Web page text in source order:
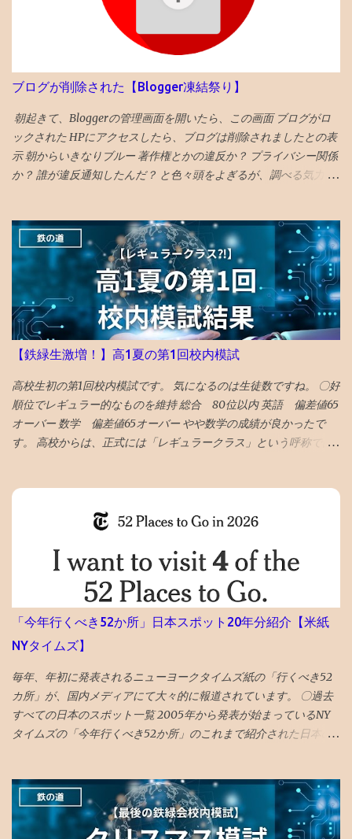
ら？、改善作業を続けます。 〇仮想収入はコイン程度！ 収入：ア
ドセンス「 推定収益額」が「コイン 」円でした。 （「金額明記の
ブログは成長しない説」も多々目にしたので多少ボカすことにし
ました） あくまで、仮想であり、実際には推定収益額が8千円に到
達しないと、1円たりとももらえず、実際の収入になりません。 軽
想 時給4円 ぐらい⁈ 労働というよりも、 趣味の時間orネット社会
を学ぶ...
68以上だった者の後期平均偏差値 73→74 72→73 71→73 70→73
70→70 69→72 69→70 68→72 68→72 68→70 68→69 68→69 ◆6
年前期平均偏差値67の人の6年後期の平均偏差値の実例 67→70
67→69 67→68 67→68 67→68 67→68 67→67 67→67 67→67
67→67 67→67 昔塾から得た無作為抽出データです。例年こんな感
じかと 「 4年夏入塾偏差値42から1年間で成績どうなるか」 へ
ブログが削除された【Blogger凍結祭り】
朝起きて、Bloggerの管理画面を開いたら、この画面 ブログがロ
ックされた HPにアクセスしたら、ブログは削除されましたとの表
示 朝からいきなりブルー 著作権とかの違反か？ プライバシー関係
か？ 誰が違反通知したんだ？ と色々頭をよぎるが、調べる気力が
た写真に何か埋め込まれていたのか、htmlコードを貼り付けたの
で何か入っていたのか と一瞬思ったが、 そもそも記事作成画面に
一切アクセスできないので、修正もできないため、放置。 データ
全部とんだと思いブルーな気分。 最近は見た映画の備忘録と化し
ていたが、備忘録がなくなると困る。 ケチらずにワードプレスに
しておくべきだったかと若干後悔 昼飯食いながらネットで調べる
どうやら、Googleのボットが自動で巡回して判定していて、 大量
の誤判定ロック（削除）が５年に一回ぐらいおきるらしい 再審査
ボタンを押した １０時間後、２２時過ぎ、メールが届いて ブログ
復活させたとの通知 急ぎ管理画面にアクセスし、バックアップを
出力・保存した
【鉄緑生激増！】高1夏の第1回校内模試
高校生初の第1回校内模試です。 気になるのは生徒数ですね。 〇好
順位でレギュラー的なものを維持 総合 80位以内 英語 偏差値65
オーバー 数学 偏差値65オーバー やや数学の成績が良かったで
す。 高校からは、正式には「レギュラークラス」という呼称では
のも、好要因でしょう。 なにしろ、応用クラスの季節 講習は校内
模試の過去問をやる ので、受講した方が圧倒的に有利です。 〇高
受験者が 400人 増えました！ でも、みたことある名前ばかりで成
績優秀上位メンバーは固定してます。 高校入塾からの「いきなり
30傑」は厳しそうです。 継続が重要です。
「今年行くべき52か所」日本スポット20年分紹介【米紙
NYタイムズ】
毎年、年初に発表されるニューヨークタイムズ紙の「行くべき52
カ所」が、国内メディアにて大々的に報道されています。 〇過去
すべての日本のスポット一覧 2005年から発表が始まっているNY
タイムズの「今年行くべき52か所」のこれまで紹介された日本の
崎 核の脅威が再度クローズアップされた時流を踏まえ、完全に破
壊された広島と異なり、市中心部が幸運にも残された長崎を’粘り
強く立ち直る都市’として選出。 駅前再開発 の完成、大徳寺の 大